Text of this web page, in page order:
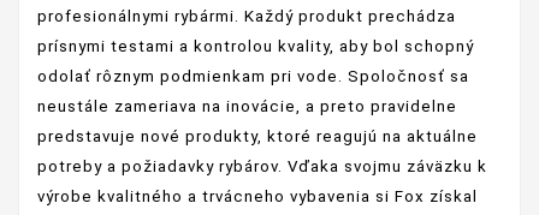
profesionálnymi rybármi. Každý produkt prechádza
prísnymi testami a kontrolou kvality, aby bol schopný
odolať rôznym podmienkam pri vode. Spoločnosť sa
neustále zameriava na inovácie, a preto pravidelne
predstavuje nové produkty, ktoré reagujú na aktuálne
potreby a požiadavky rybárov. Vďaka svojmu záväzku k
výrobe kvalitného a trvácneho vybavenia si Fox získal